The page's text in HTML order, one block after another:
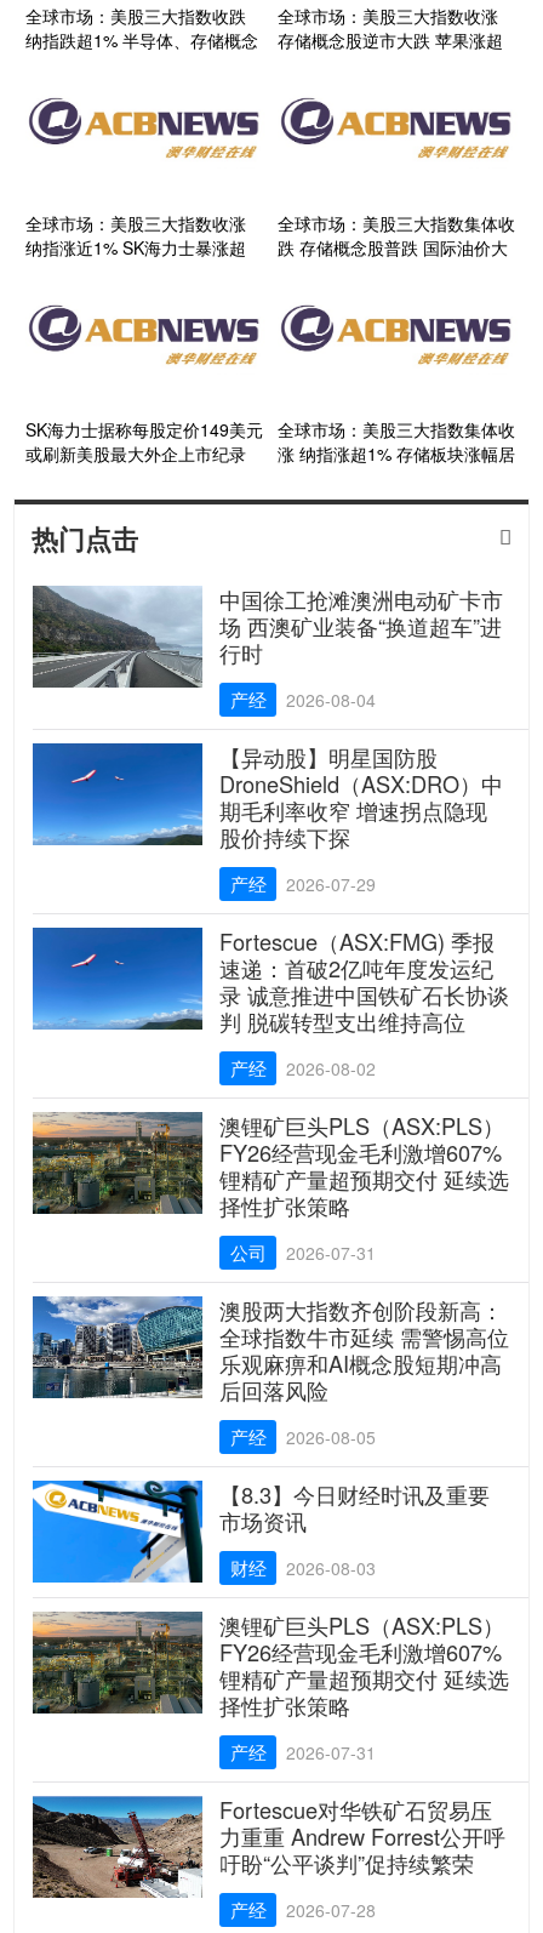
全球市场：美股三大指数收跌
纳指跌超1% 半导体、存储概念
全球市场：美股三大指数收涨
存储概念股逆市大跌 苹果涨超
全球市场：美股三大指数收涨
纳指涨近1% SK海力士暴涨超
全球市场：美股三大指数集体收
跌 存储概念股普跌 国际油价大
SK海力士据称每股定价149美元
或刷新美股最大外企上市纪录
全球市场：美股三大指数集体收
涨 纳指涨超1% 存储板块涨幅居
热门点击 
中国徐工抢滩澳洲电动矿卡市
场 西澳矿业装备“换道超车”进
行时
产经 2026-08-04
【异动股】明星国防股
DroneShield（ASX:DRO）中
期毛利率收窄 增速拐点隐现
股价持续下探
产经 2026-07-29
Fortescue（ASX:FMG) 季报
速递：首破2亿吨年度发运纪
录 诚意推进中国铁矿石长协谈
判 脱碳转型支出维持高位
产经 2026-08-02
澳锂矿巨头PLS（ASX:PLS）
FY26经营现金毛利激增607%
锂精矿产量超预期交付 延续选
择性扩张策略
公司 2026-07-31
澳股两大指数齐创阶段新高：
全球指数牛市延续 需警惕高位
乐观麻痹和AI概念股短期冲高
后回落风险
产经 2026-08-05
【8.3】今日财经时讯及重要
市场资讯
财经 2026-08-03
澳锂矿巨头PLS（ASX:PLS）
FY26经营现金毛利激增607%
锂精矿产量超预期交付 延续选
择性扩张策略
产经 2026-07-31
Fortescue对华铁矿石贸易压
力重重 Andrew Forrest公开呼
吁盼“公平谈判”促持续繁荣
产经 2026-07-28